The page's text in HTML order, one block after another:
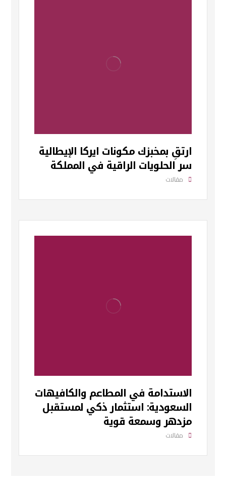
ارتقِ بمخبزك مكونات ايركا الإيطالية
سر الحلويات الراقية في المملكة
مقالات
الاستدامة في المطاعم والكافيهات
السعودية: استثمار ذكي لمستقبل
مزدهر وسمعة قوية
مقالات